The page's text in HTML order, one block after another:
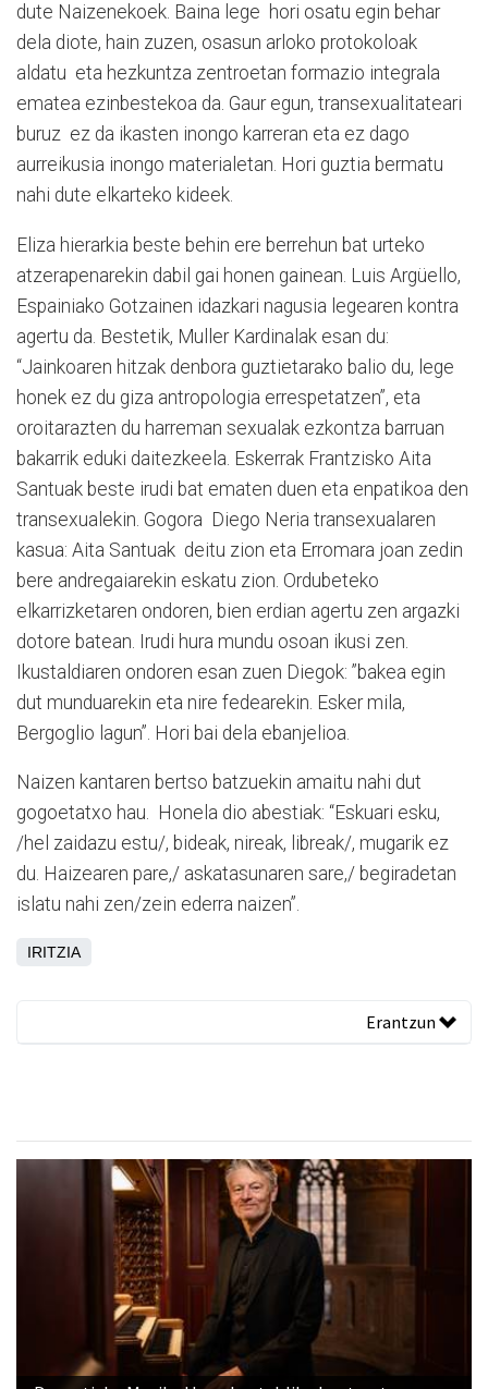
dute Naizenekoek. Baina lege hori osatu egin behar
dela diote, hain zuzen, osasun arloko protokoloak
aldatu eta hezkuntza zentroetan formazio integrala
ematea ezinbestekoa da. Gaur egun, transexualitateari
buruz ez da ikasten inongo karreran eta ez dago
aurreikusia inongo materialetan. Hori guztia bermatu
nahi dute elkarteko kideek.
Eliza hierarkia beste behin ere berrehun bat urteko
atzerapenarekin dabil gai honen gainean. Luis Argüello,
Espainiako Gotzainen idazkari nagusia legearen kontra
agertu da. Bestetik, Muller Kardinalak esan du:
“Jainkoaren hitzak denbora guztietarako balio du, lege
honek ez du giza antropologia errespetatzen”, eta
oroitarazten du harreman sexualak ezkontza barruan
bakarrik eduki daitezkeela. Eskerrak Frantzisko Aita
Santuak beste irudi bat ematen duen eta enpatikoa den
transexualekin. Gogora Diego Neria transexualaren
kasua: Aita Santuak deitu zion eta Erromara joan zedin
bere andregaiarekin eskatu zion. Ordubeteko
elkarrizketaren ondoren, bien erdian agertu zen argazki
dotore batean. Irudi hura mundu osoan ikusi zen.
Ikustaldiaren ondoren esan zuen Diegok: ”bakea egin
dut munduarekin eta nire fedearekin. Esker mila,
Bergoglio lagun”. Hori bai dela ebanjelioa.
Naizen kantaren bertso batzuekin amaitu nahi dut
gogoetatxo hau. Honela dio abestiak: “Eskuari esku,
/hel zaidazu estu/, bideak, nireak, libreak/, mugarik ez
du. Haizearen pare,/ askatasunaren sare,/ begiradetan
islatu nahi zen/zein ederra naizen”.
IRITZIA
Erantzun